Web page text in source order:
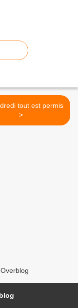
tout est permis
>